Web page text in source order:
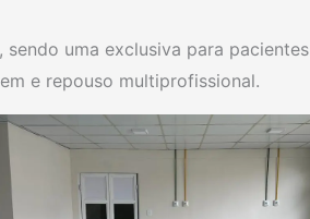
uma exclusiva para pacientes
e repouso multiprofissional.